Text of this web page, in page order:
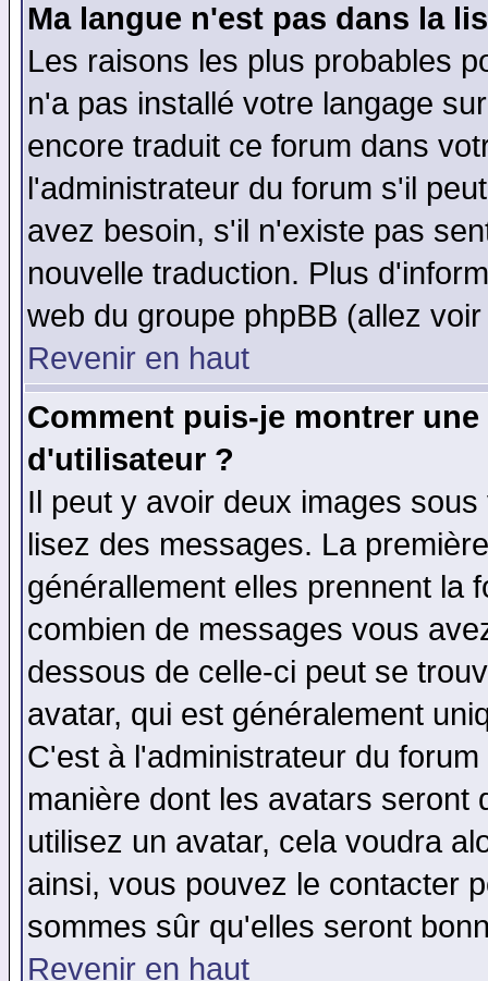
Ma langue n'est pas dans la
Les raisons les plus probables
n'a pas installé votre langage
encore traduit ce forum dans
l'administrateur du forum s'il
avez besoin, s'il n'existe pas
nouvelle traduction. Plus
web du groupe phpBB (allez
Revenir en haut
Comment puis-je montrer
d'utilisateur ?
Il peut y avoir deux images
lisez des messages. La
générallement elles prennent la
combien de messages vous
dessous de celle-ci peut se
avatar, qui est généralement
C'est à l'administrateur du
manière dont les avatars seront
utilisez un avatar, cela voudra
ainsi, vous pouvez le contacter
sommes sûr qu'elles seront
Revenir en haut